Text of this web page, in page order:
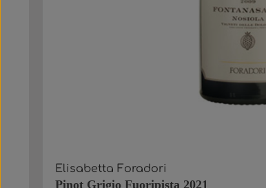
Elisabetta Foradori
Pinot Grigio Fuoripista 2021